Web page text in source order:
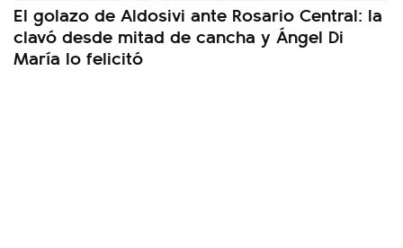
El golazo de Aldosivi ante Rosario Central: la
clavó desde mitad de cancha y Ángel Di
María lo felicitó